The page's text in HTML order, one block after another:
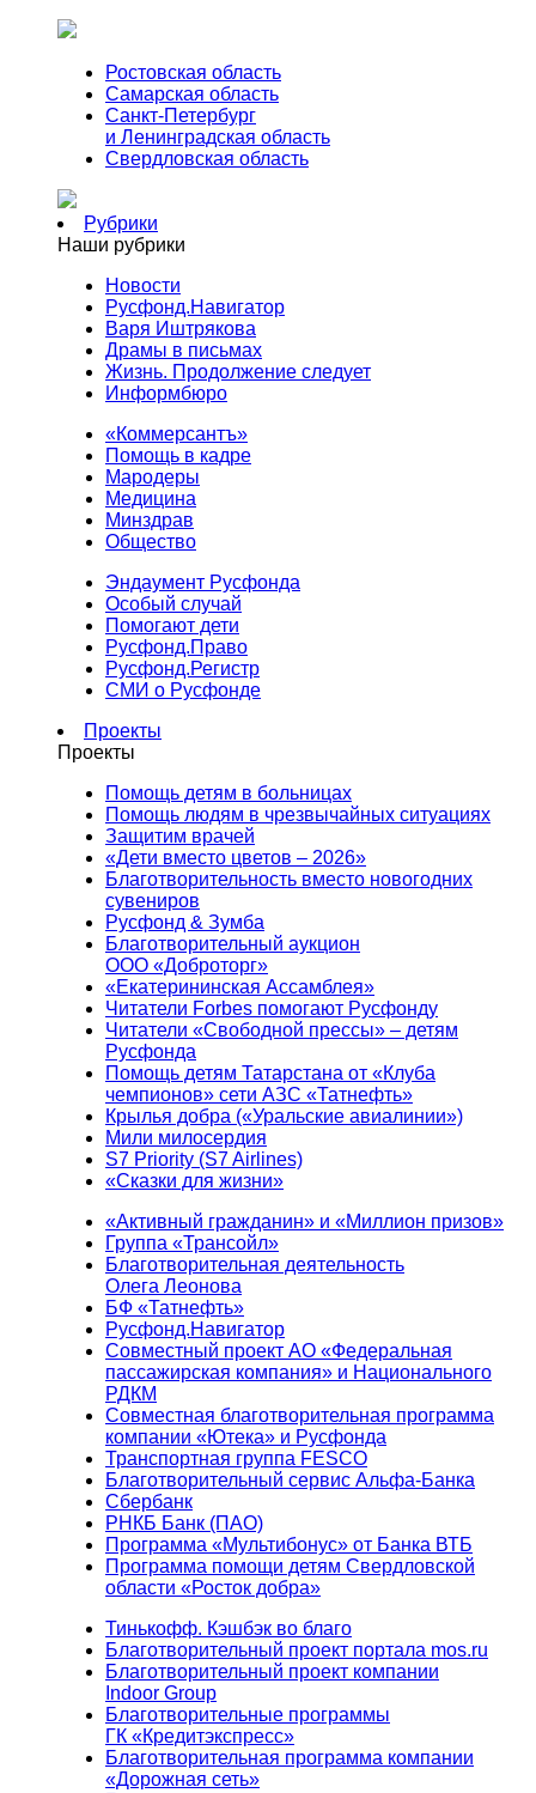
Ростовская область
Самарская область
Санкт-Петербург
и Ленинградская область
Свердловская область
Рубрики
Наши рубрики
Новости
Русфонд.Навигатор
Варя Иштрякова
Драмы в письмах
Жизнь. Продолжение следует
Информбюро
«Коммерсантъ»
Помощь в кадре
Мародеры
Медицина
Минздрав
Общество
Эндаумент Русфонда
Особый случай
Помогают дети
Русфонд.Право
Русфонд.Регистр
СМИ о Русфонде
Проекты
Проекты
Помощь детям в больницах
Помощь людям в чрезвычайных ситуациях
Защитим врачей
«Дети вместо цветов – 2026»
Благотворительность вместо новогодних
сувениров
Русфонд & Зумба
Благотворительный аукцион
ООО «Доброторг»
«Екатерининская Ассамблея»
Читатели Forbes помогают Русфонду
Читатели «Свободной прессы» – детям
Русфонда
Помощь детям Татарстана от «Клуба
чемпионов» сети АЗС «Татнефть»
Крылья добра («Уральские авиалинии»)
Мили милосердия
S7 Priority (S7 Airlines)
«Сказки для жизни»
«Активный гражданин» и «Миллион призов»
Группа «Трансойл»
Благотворительная деятельность
Олега Леонова
БФ «Татнефть»
Русфонд.Навигатор
Совместный проект АО «Федеральная
пассажирская компания» и Национального
РДКМ
Совместная благотворительная программа
компании «Ютека» и Русфонда
Транспортная группа FESCO
Благотворительный сервис Альфа-Банка
Сбербанк
РНКБ Банк (ПАО)
Программа «Мультибонус» от Банка ВТБ
Программа помощи детям Свердловской
области «Росток добра»
Тинькофф. Кэшбэк во благо
Благотворительный проект портала mos.ru
Благотворительный проект компании
Indoor Group
Благотворительные программы
ГК «Кредитэкспресс»
Благотворительная программа компании
«Дорожная сеть»